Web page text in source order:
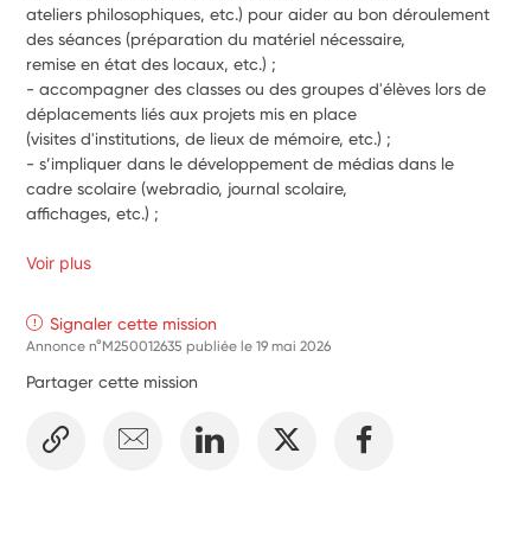
ateliers philosophiques, etc.) pour aider au bon déroulement
des séances (préparation du matériel nécessaire,
remise en état des locaux, etc.) ;
- accompagner des classes ou des groupes d'élèves lors de
déplacements liés aux projets mis en place
(visites d'institutions, de lieux de mémoire, etc.) ;
- s’impliquer dans le développement de médias dans le
affichages, etc.) ;
Voir plus
Signaler cette mission
Annonce n°M250012635 publiée le19 mai 2026
Partager cette mission